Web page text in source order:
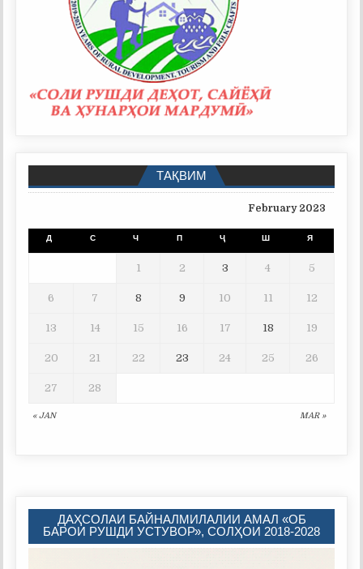
ТАҚВИМ
February 2023
Д С Ч П Ҷ Ш Я
« JAN MAR »
1 2 3 4 5
6 7 8 9 10 11 12
13 14 15 16 17 18 19
20 21 22 23 24 25 26
27 28
ДАҲСОЛАИ БАЙНАЛМИЛАЛИИ АМАЛ «ОБ
БАРОИ РУШДИ УСТУВОР», СОЛҲОИ 2018-2028